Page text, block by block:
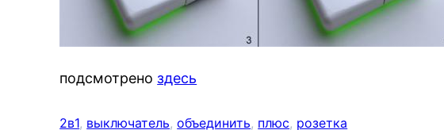
подсмотрено здесь
2в1, выключатель, объединить, плюс, розетка